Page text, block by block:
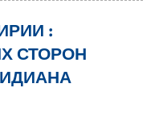
:
СТОРОН